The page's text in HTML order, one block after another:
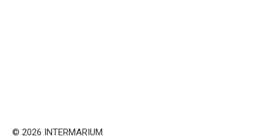
© 2026 INTERMARIUM